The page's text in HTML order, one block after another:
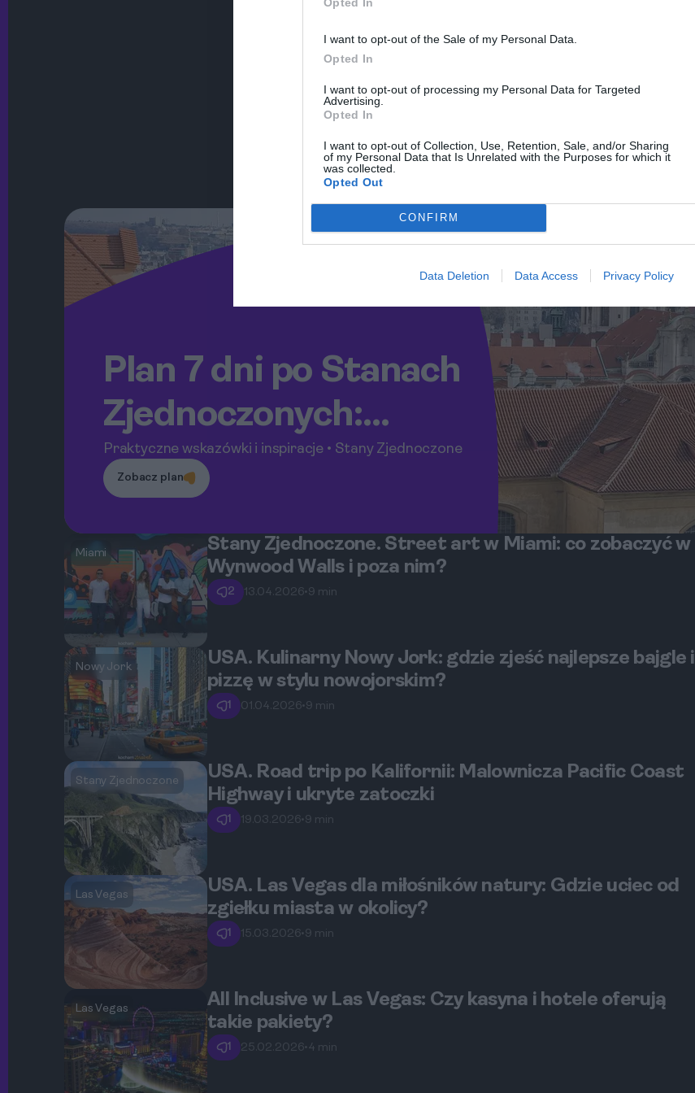
I want to opt-out of the Sale of my Personal Data.
Opted In
I want to opt-out of processing my Personal Data for Targeted
Advertising.
Opted In
I want to opt-out of Collection, Use, Retention, Sale, and/or Sharing
of my Personal Data that Is Unrelated with the Purposes for which it
was collected.
Opted Out
CONFIRM
Data Deletion Data Access Privacy Policy
Plan 7 dni po Stanach
Zjednoczonych:
miasta + natura
Praktyczne wskazówki i inspiracje • Stany Zjednoczone
Zobacz plan
Miami
Stany Zjednoczone. Street art w Miami: co zobaczyć w
Wynwood Walls i poza nim?
2 13.04.2026• 9 min
Nowy Jork
USA. Kulinarny Nowy Jork: gdzie zjeść najlepsze bajgle i
pizzę w stylu nowojorskim?
1 01.04.2026• 9 min
Stany Zjednoczone
USA. Road trip po Kalifornii: Malownicza Pacific Coast
Highway i ukryte zatoczki
1 19.03.2026• 9 min
Las Vegas
USA. Las Vegas dla miłośników natury: Gdzie uciec od
zgiełku miasta w okolicy?
1 15.03.2026• 9 min
Las Vegas
All Inclusive w Las Vegas: Czy kasyna i hotele oferują
takie pakiety?
1 25.02.2026• 4 min